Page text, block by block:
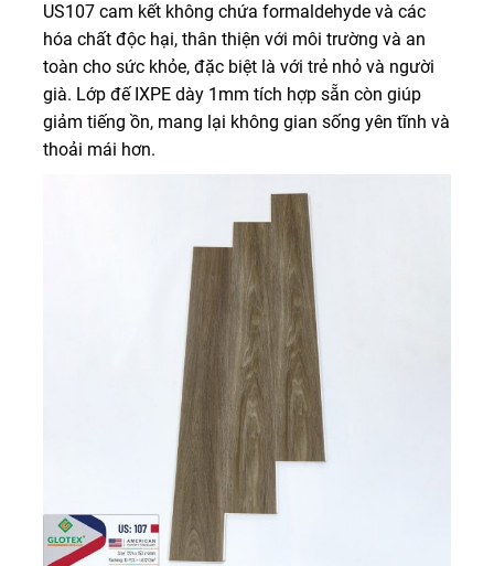
US107 cam kết không chứa formaldehyde và các
hóa chất độc hại, thân thiện với môi trường và an
toàn cho sức khỏe, đặc biệt là với trẻ nhỏ và người
già. Lớp đế IXPE dày 1mm tích hợp sẵn còn giúp
giảm tiếng ồn, mang lại không gian sống yên tĩnh và
thoải mái hơn.